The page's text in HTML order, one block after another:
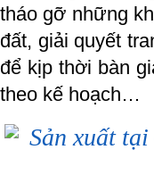
tháo gỡ những
đất, giải quyết
để kịp thời bàn
theo kế hoạch…